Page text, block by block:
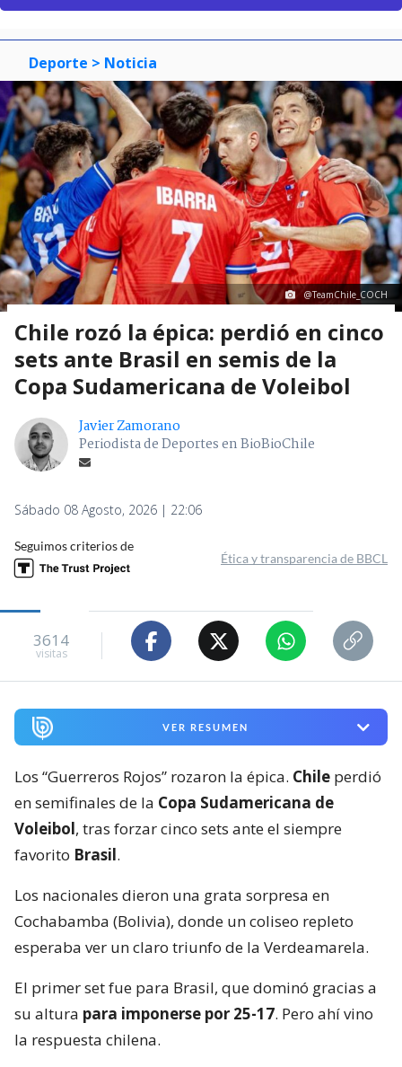
Deporte > Noticia
@TeamChile_COCH
Chile rozó la épica: perdió en cinco
sets ante Brasil en semis de la
Copa Sudamericana de Voleibol
Javier Zamorano
Periodista de Deportes en BioBioChile
Sábado 08 Agosto, 2026 | 22:06
Seguimos criterios de
Ética y transparencia de BBCL
3614
visitas
VER RESUMEN
Los “Guerreros Rojos” rozaron la épica. Chile perdió
en semifinales de la Copa Sudamericana de
Voleibol, tras forzar cinco sets ante el siempre
favorito Brasil.
Los nacionales dieron una grata sorpresa en
Cochabamba (Bolivia), donde un coliseo repleto
esperaba ver un claro triunfo de la Verdeamarela.
El primer set fue para Brasil, que dominó gracias a
su altura para imponerse por 25-17. Pero ahí vino
la respuesta chilena.